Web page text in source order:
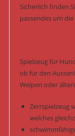
Sicherlich finden
passendes um
Spielzeug für
ob für den
Welpen oder
Zerrspielzeug
welches